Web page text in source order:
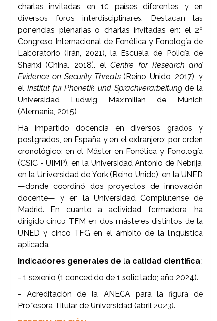
charlas invitadas en 10 países diferentes y en
diversos foros interdisciplinares. Destacan las
ponencias plenarias o charlas invitadas en: el 2º
Congreso Internacional de Fonética y Fonología de
Laboratorio (Irán, 2021), la Escuela de Policía de
Shanxi (China, 2018), elCentre for Research and
Evidence on Security Threats(Reino Unido, 2017), y
el Institut für Phonetik und Sprachverarbeitungde la
Universidad Ludwig Maximilian de Múnich
(Alemania, 2015).
Ha impartido docencia en diversos grados y
postgrados, en España y en el extranjero; por orden
cronológico: en el Máster en Fonética y Fonología
(CSIC - UIMP), en la Universidad Antonio de Nebrija,
en la Universidad de York (Reino Unido), en la UNED
—donde coordinó dos proyectos de innovación
docente— y en la Universidad Complutense de
Madrid. En cuanto a actividad formadora, ha
dirigido cinco TFM en dos másteres distintos de la
UNED y cinco TFG en el ámbito de la lingüística
aplicada.
Indicadores generales de la calidad científica:
- 1 sexenio (1 concedido de 1 solicitado; año 2024).
- Acreditación de la ANECA para la figura de
Profesora Titular de Universidad (abril 2023).